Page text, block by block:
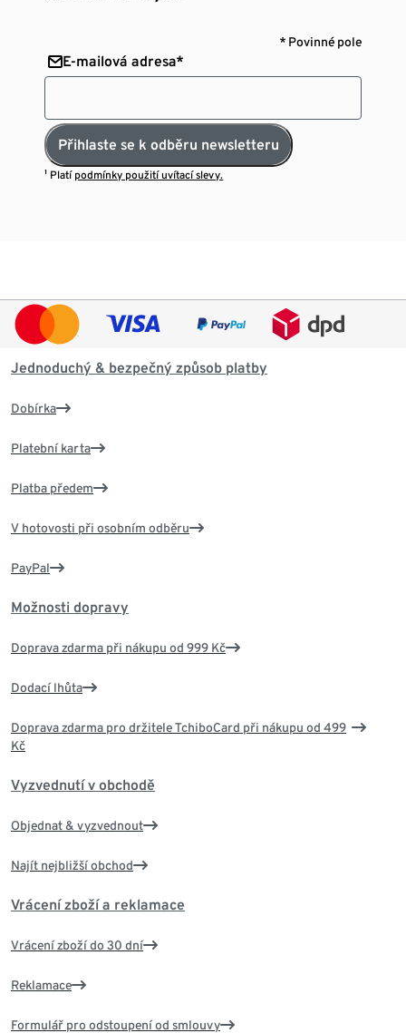
* Povinné pole
E-mailová adresa*
Přihlaste se k odběru newsletteru
¹ Platí podmínky použití uvítací slevy.
Jednoduchý & bezpečný způsob platby
Dobírka
Platební karta
Platba předem
V hotovosti při osobním odběru
PayPal
Možnosti dopravy
Doprava zdarma při nákupu od 999 Kč
Dodací lhůta
Doprava zdarma pro držitele TchiboCard při nákupu od 499
Kč
Vyzvednutí v obchodě
Objednat & vyzvednout
Najít nejbližší obchod
Vrácení zboží a reklamace
Vrácení zboží do 30 dní
Reklamace
Formulář pro odstoupení od smlouvy